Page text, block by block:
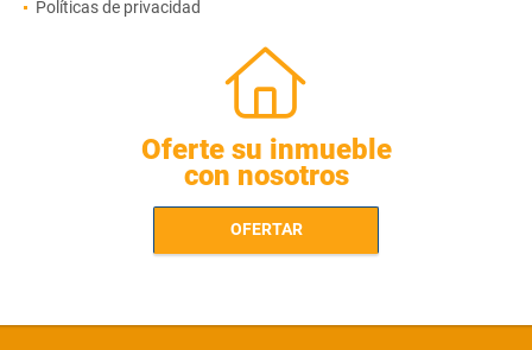
Políticas de privacidad
Oferte su inmueble
con nosotros
OFERTAR